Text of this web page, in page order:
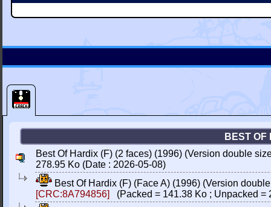
BEST
Best Of Hardix (F) (2 faces) (1996) (Version double
278.95 Ko (Date : 2026-05-08)
Best Of Hardix (F) (Face A) (1996) (Version
[CRC:8A794856]
(Packed = 141.38 Ko ; Unpacked =